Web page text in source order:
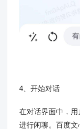
4、开始对话
在对话界面中，
进行闲聊。百度